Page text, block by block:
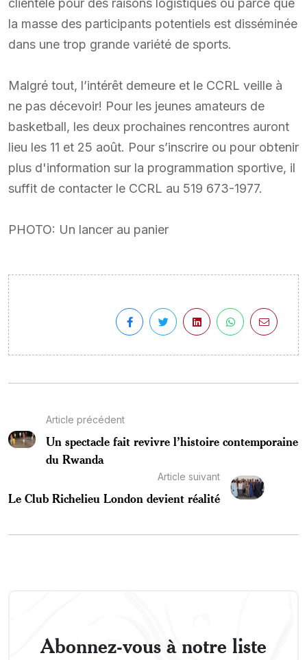
la masse des participants potentiels est disséminée
dans une trop grande variété de sports.
Malgré tout, l’intérêt demeure et le CCRL veille à
ne pas décevoir! Pour les jeunes amateurs de
basketball, les deux prochaines rencontres auront
lieu les 11 et 25 août. Pour s’inscrire ou pour obtenir
plus d'information sur la programmation sportive, il
suffit de contacter le CCRL au 519 673-1977.
PHOTO: Un lancer au panier
Article précédent
Un spectacle fait revivre l’histoire contemporaine
du Rwanda
Article suivant
Le Club Richelieu London devient réalité
Abonnez-vous à notre liste